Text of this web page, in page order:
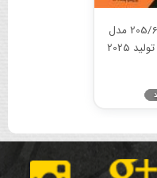
لاستیک هانکوک 205/60R14 مدل